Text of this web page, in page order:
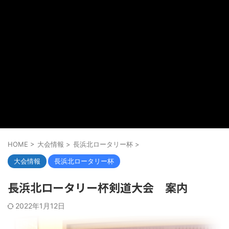
HOME > 大会情報 > 長浜北ロータリー杯 >
大会情報 長浜北ロータリー杯
長浜北ロータリー杯剣道大会 案内
2022年1月12日